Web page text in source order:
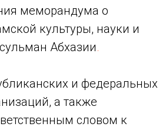
меморандума о
культуры, науки и
Абхазии.
и федеральных
а также
словом к